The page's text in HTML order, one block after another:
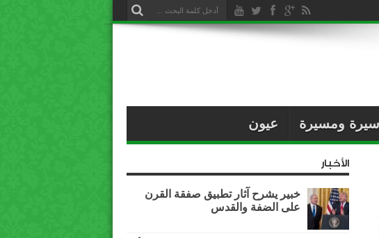
سيرة ومسيرة عيون
الأخبار
خبير يشرح آثار تطبيق صفقة القرن
على الضفة والقدس